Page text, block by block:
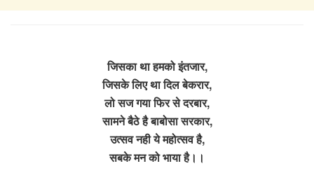
जिसका था हमको इंतजार,
जिसके लिए था दिल बेकरार,
लो सज गया फिर से दरबार,
सामने बैठे है बाबोसा सरकार,
उत्सव नही ये महोत्सव है,
सबके मन को भाया है।।